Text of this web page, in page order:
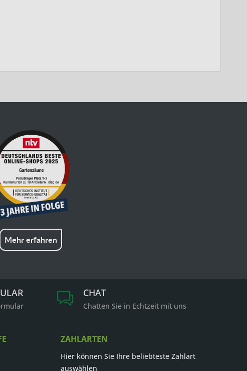
Mehr erfahren
CHAT
Chatten Sie in Echtzeit mit uns
ZAHLARTEN
Hier können Sie Ihre beliebteste Zahlart
auswählen